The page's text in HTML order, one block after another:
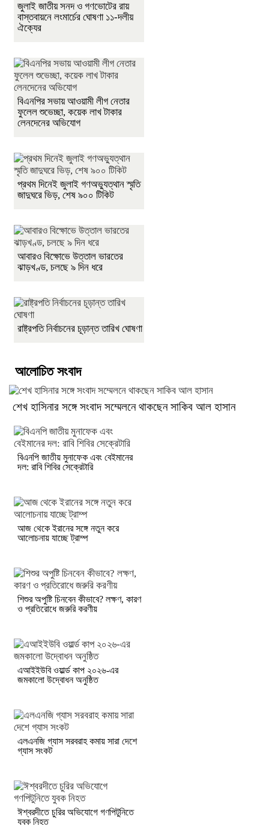
জুলাই জাতীয় সনদ ও গণভোটের রায়
বাস্তবায়নে লংমার্চের ঘোষণা ১১-দলীয়
ঐক্যের
বিএনপির সভায় আওয়ামী লীগ নেতার
ফুলেল শুভেচ্ছা, কয়েক লাখ টাকার
লেনদেনের অভিযোগ
প্রথম দিনেই জুলাই গণঅভ্যুত্থান স্মৃতি
জাদুঘরে ভিড়, শেষ ৯০০ টিকিট
আবারও বিক্ষোভে উত্তাল ভারতের
ঝাড়খণ্ড, চলছে ৯ দিন ধরে
রাষ্ট্রপতি নির্বাচনের চূড়ান্ত তারিখ ঘোষণা
আলোচিত সংবাদ
শেখ হাসিনার সঙ্গে সংবাদ সম্মেলনে থাকছেন সাকিব আল হাসান
বিএনপি জাতীয় মুনাফেক এবং বেইমানের
দল: রাবি শিবির সেক্রেটারি
আজ থেকে ইরানের সঙ্গে নতুন করে
আলোচনায় যাচ্ছে ট্রাম্প
শিশুর অপুষ্টি চিনবেন কীভাবে? লক্ষণ, কারণ
ও প্রতিরোধে জরুরি করণীয়
এআইইউবি ওয়ার্ল্ড কাপ ২০২৬-এর
জমকালো উদ্বোধন অনুষ্ঠিত
এলএনজি গ্যাস সরবরাহ কমায় সারা দেশে
গ্যাস সংকট
ঈশ্বরদীতে চুরির অভিযোগে গণপিটুনিতে
যুবক নিহত